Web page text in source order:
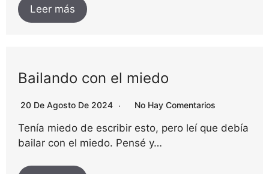
Leer más
Bailando con el miedo
20 De Agosto De 2024 No Hay Comentarios
Tenía miedo de escribir esto, pero leí que debía
bailar con el miedo. Pensé y…